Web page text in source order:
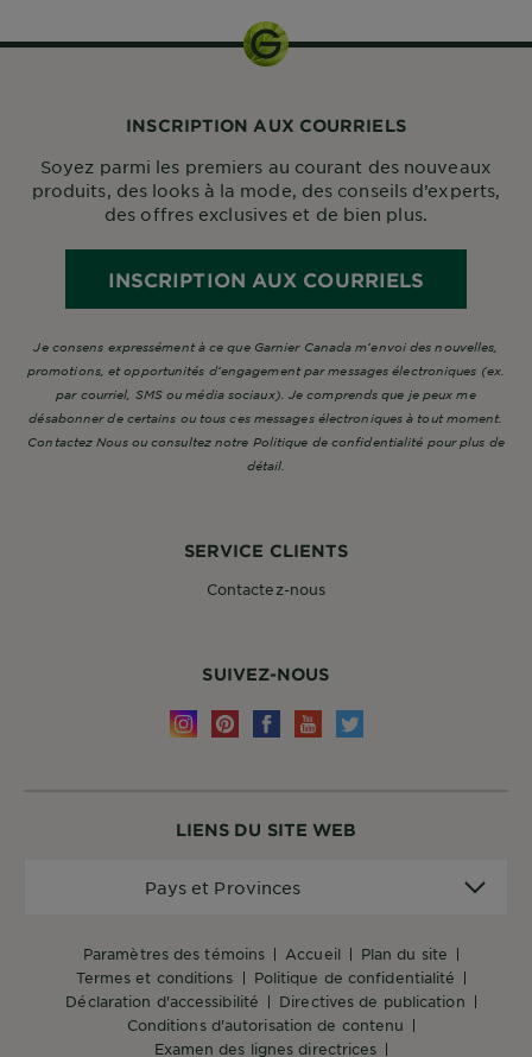
LIENS DU SITE WEB
paramètres des témoins accueil
plan du site
termes et conditions
politique de confidentialité
déclaration d'accessibilité
directives de publication
conditions d'autorisation de contenu
examen des lignes directrices
Pays et Provinces
SERVICE CLIENTS
Contactez-nous
SUIVEZ-NOUS
INSCRIPTION AUX COURRIELS
Soyez parmi les premiers au courant des nouveaux
produits, des looks à la mode, des conseils d’experts,
des offres exclusives et de bien plus.
INSCRIPTION AUX COURRIELS
Je consens expressément à ce que Garnier Canada m’envoi des nouvelles,
promotions, et opportunités d’engagement par messages électroniques (ex.
par courriel, SMS ou média sociaux). Je comprends que je peux me
désabonner de certains ou tous ces messages électroniques à tout moment.
Contactez Nous ou consultez notre Politique de confidentialité pour plus de
détail.